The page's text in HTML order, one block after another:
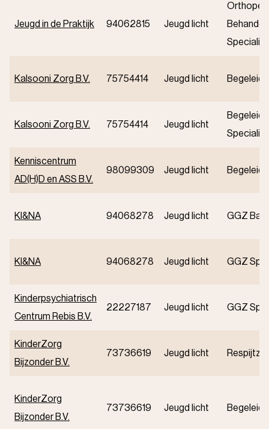
Jeugd in de Praktijk 94062815 Jeugd licht
Kalsooni Zorg B.V. 75754414 Jeugd licht
Kalsooni Zorg B.V. 75754414 Jeugd licht
Kenniscentrum
AD(H)D en ASS B.V.
98099309 Jeugd licht
KI&NA 94068278 Jeugd licht GGZ
KI&NA 94068278 Jeugd licht GGZ
Kinderpsychiatrisch
Centrum Rebis B.V.
22227187 Jeugd licht GGZ
KinderZorg
Bijzonder B.V.
73736619 Jeugd licht
KinderZorg
Bijzonder B.V.
73736619 Jeugd licht